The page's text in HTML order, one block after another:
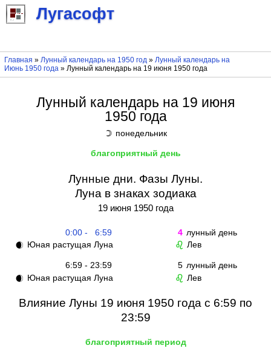
Лугасофт
Главная » Лунный календарь на 1950 год» Лунный календарь на
Июнь 1950 года» Лунный календарь на 19 июня 1950 года
Лунный календарь на 19 июня
1950 года
☽ понедельник
благоприятный день
Лунные дни. Фазы Луны.
Луна в знаках зодиака
19 июня 1950 года
0:00 - 6:59 4 лунный день
🌒 Юная растущая Луна ♌ Лев
6:59 - 23:59 5 лунный день
🌒 Юная растущая Луна ♌ Лев
Влияние Луны 19 июня 1950 года с 6:59 по
23:59
благоприятный период